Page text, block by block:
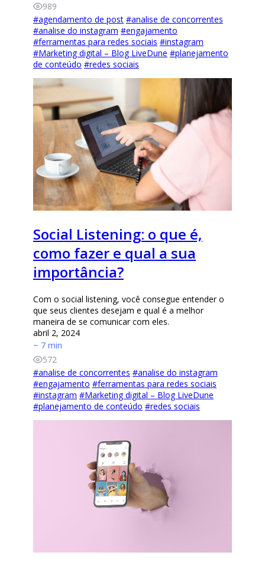
989
#agendamento de post #analise de concorrentes
#analise do instagram #engajamento
#ferramentas para redes sociais #instagram
#Marketing digital – Blog LiveDune #planejamento
de conteúdo #redes sociais
Social Listening: o que é,
como fazer e qual a sua
importância?
Com o social listening, você consegue entender o
que seus clientes desejam e qual é a melhor
maneira de se comunicar com eles.
abril 2, 2024
~ 7 min
572
#analise de concorrentes #analise do instagram
#engajamento #ferramentas para redes sociais
#instagram #Marketing digital – Blog LiveDune
#planejamento de conteúdo #redes sociais